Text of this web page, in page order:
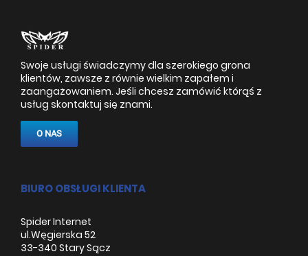
Swoje usługi świadczymy dla szerokiego grona
klientów, zawsze z równie wielkim zapałem i
zaangażowaniem. Jeśli chcesz zamówić którąś z
usług skontaktuj się znami.
O NAS
BIURO OBSŁUGI KLIENTA
Spider Internet
ul.Węgierska 52
33-340 Stary Sącz